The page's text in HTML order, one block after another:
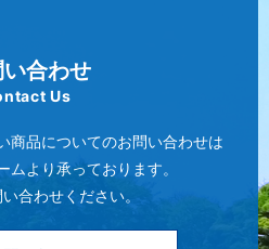
合わせ
Us
商品についてのお問い合わせは
ムより承っております。
合わせください。